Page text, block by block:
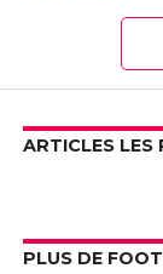
ARTICLES LES
PLUS DE